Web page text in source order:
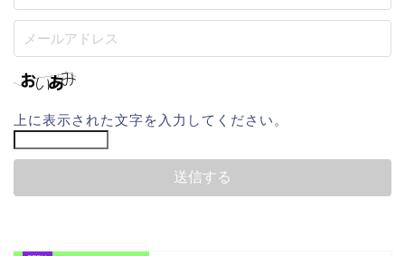
上に表示された文字を入力してください。